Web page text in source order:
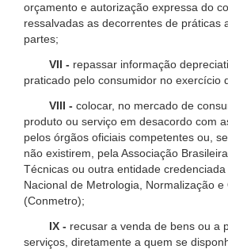
orçamento e autorização expressa do
ressalvadas as decorrentes de práticas
partes;
VII - repassar informação
praticado pelo consumidor no exercício
VIII - colocar, no mercado de
produto ou serviço em desacordo com
pelos órgãos oficiais competentes ou,
não existirem, pela Associação
Técnicas ou outra entidade
Nacional de Metrologia, Normalização
(Conmetro);
IX - recusar a venda de bens ou a
serviços, diretamente a quem se